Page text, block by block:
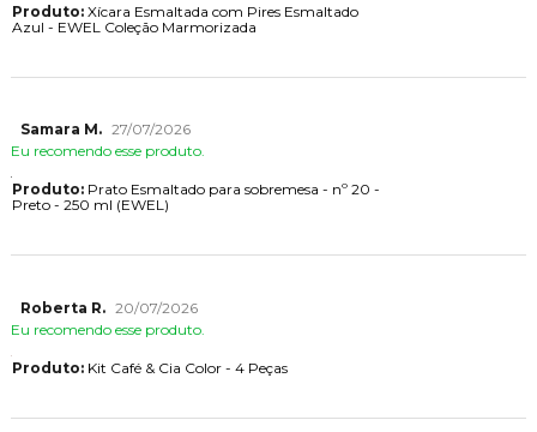
Produto:Xícara Esmaltada com Pires Esmaltado
Azul - EWEL Coleção Marmorizada
Samara M. 27/07/2026
Eu recomendo esse produto.
Produto:Prato Esmaltado para sobremesa - nº 20 -
Preto - 250 ml (EWEL)
Roberta R. 20/07/2026
Eu recomendo esse produto.
Produto:Kit Café & Cia Color - 4 Peças